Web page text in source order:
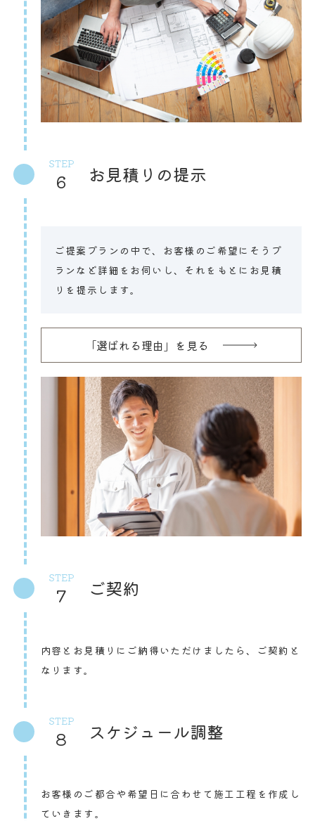
STEP
6 お見積りの提示
ご提案プランの中で、お客様のご希望にそうプ
ランなど詳細をお伺いし、それをもとにお見積
りを提示します。
「選ばれる理由」を見る
STEP
7 ご契約
内容とお見積りにご納得いただけましたら、ご契約と
なります。
STEP
8 スケジュール調整
お客様のご都合や希望日に合わせて施工工程を作成し
ていきます。